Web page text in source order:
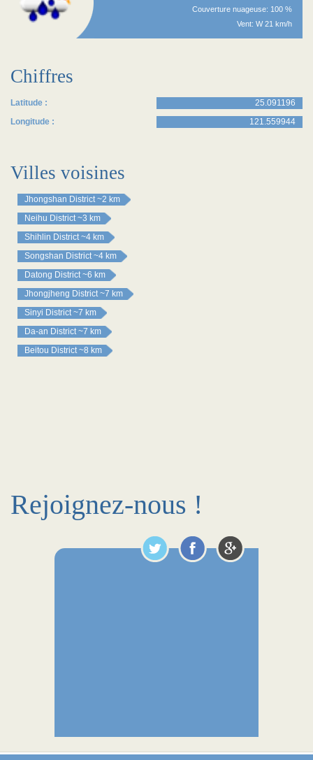
Couverture nuageuse: 100 %
Vent: W 21 km/h
Chiffres
Latitude :
25.091196
Longitude :
121.559944
Villes voisines
Jhongshan District ~2 km
Neihu District ~3 km
Shihlin District ~4 km
Songshan District ~4 km
Datong District ~6 km
Jhongjheng District ~7 km
Sinyi District ~7 km
Da-an District ~7 km
Beitou District ~8 km
Rejoignez-nous !